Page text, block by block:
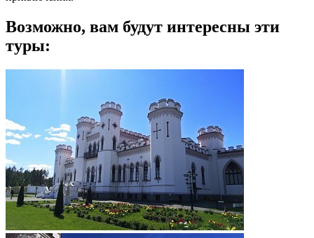
Возможно, вам будут интересны эти
туры: